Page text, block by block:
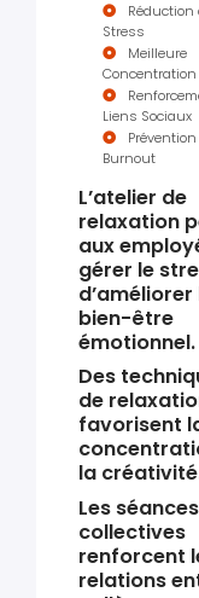
Réduction
Stress
Meilleure
Concentration
Liens Sociaux
Burnout
L’atelier de
relaxation
aux
gérer le
d’améliorer
bien-être
émotionnel.
Des
de
favorisent
la
Les séances
collectives
renforcent
relations